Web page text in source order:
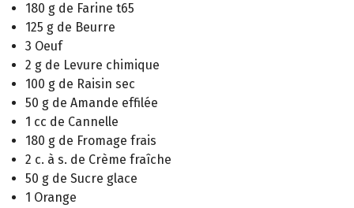
180 g de Farine t65
125 g de Beurre
3 Oeuf
2 g de Levure chimique
100 g de Raisin sec
50 g de Amande effilée
1 cc de Cannelle
180 g de Fromage frais
2 c. à s. de Crème fraîche
50 g de Sucre glace
1 Orange